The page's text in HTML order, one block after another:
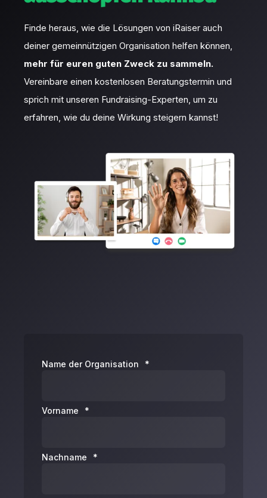
Finde heraus, wie die Lösungen von iRaiser auch
deiner gemeinnützigen Organisation helfen können,
mehr für euren guten Zweck zu sammeln.
Vereinbare einen kostenlosen Beratungstermin und
sprich mit unseren Fundraising-Experten, um zu
erfahren, wie du deine Wirkung steigern kannst!
Name der Organisation *
Vorname *
Nachname *